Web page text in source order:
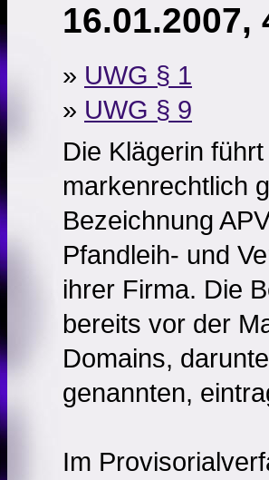
16.01.2007,
» UWG § 1
» UWG § 9
Die Klägerin
markenrechtlich
Bezeichnung
Pfandleih- und
ihrer Firma. Die
bereits vor der
Domains,
genannten,
Im